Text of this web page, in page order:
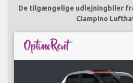
De tilgængelige udlejningbiler
Ciampino